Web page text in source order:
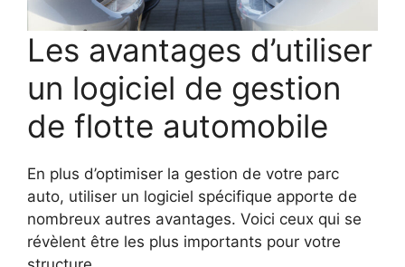
Les avantages d’utiliser
un logiciel de gestion
de flotte automobile
En plus d’optimiser la gestion de votre parc
auto, utiliser un logiciel spécifique apporte de
nombreux autres avantages. Voici ceux qui se
révèlent être les plus importants pour votre